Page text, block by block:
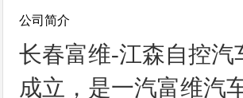
公司简介
长春富维-江森自控汽
成立，是一汽富维汽